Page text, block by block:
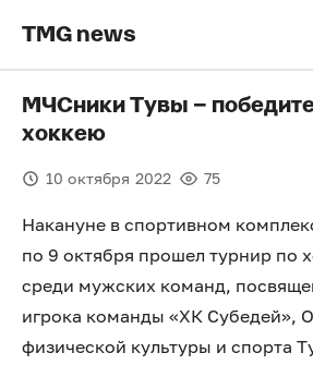
TMG news
МЧСники Тувы –
хоккею
10 октября 2022 75
Накануне в спортивном
по 9 октября прошел турнир по
среди мужских команд,
игрока команды «ХК Субедей»,
физической культуры и спорта